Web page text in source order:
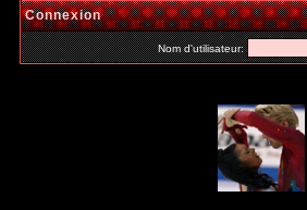
Connexion
Nom d'utilisateur: